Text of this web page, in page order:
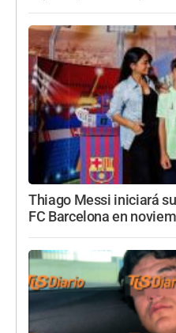
Thiago Messi iniciará
FC Barcelona en